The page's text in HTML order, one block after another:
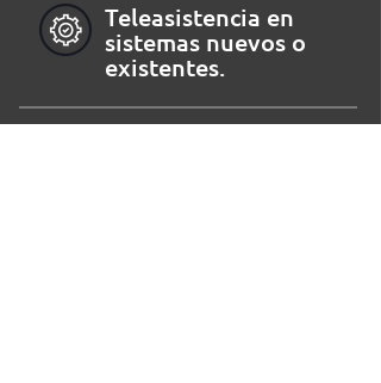
Teleasistencia en
sistemas nuevos o
existentes.